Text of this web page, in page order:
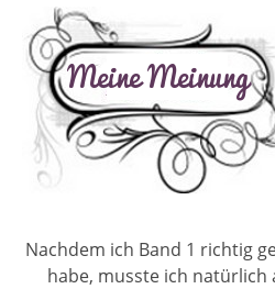
Nachdem ich Band 1 richtig
habe, musste ich natürlich